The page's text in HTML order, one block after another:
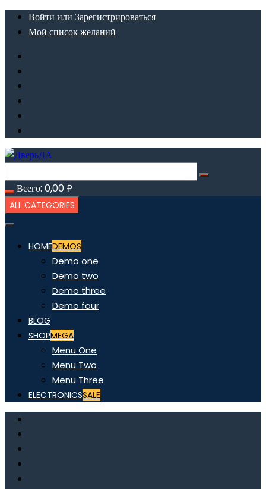
ПерейтиВойти или Зарегистрироваться
Мой список желаний
Всего: 0,00₽
ALL CATEGORIES
HOMEDEMOS
Demo one
Demo two
Demo three
Demo four
BLOG
SHOPMEGA
Menu One
Menu Two
Menu Three
ELECTRONICSSALE